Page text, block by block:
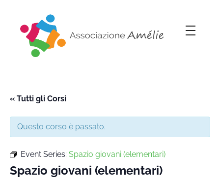
« Tutti gli Corsi
Questo corso è passato.
Event Series: Spazio giovani (elementari)
Spazio giovani (elementari)